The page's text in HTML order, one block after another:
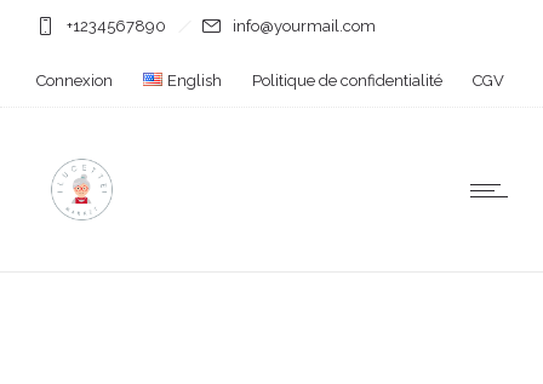
+1234567890 info@yourmail.com
Connexion English Politique de confidentialité CGV